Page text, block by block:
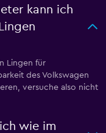
kann ich
Lingen für
des Volkswagen
versuche also nicht
wie im